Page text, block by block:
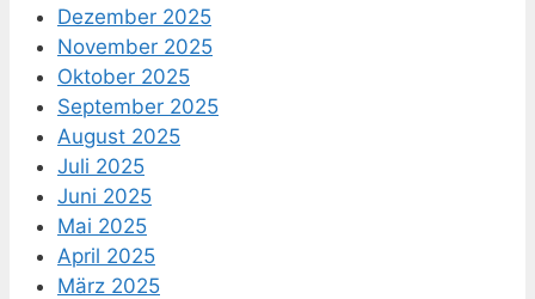
Dezember 2025
November 2025
Oktober 2025
September 2025
August 2025
Juli 2025
Juni 2025
Mai 2025
April 2025
März 2025